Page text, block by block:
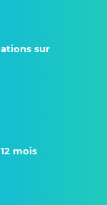
sur
mois